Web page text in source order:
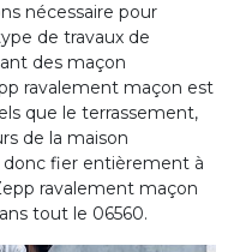
nécessaire pour
de travaux de
des maçon
ravalement maçon est
que le terrassement,
de la maison
donc fier entièrement à
ravalement maçon
tout le 06560.